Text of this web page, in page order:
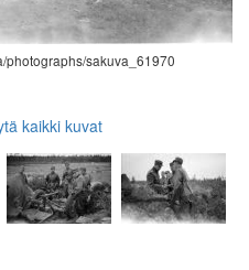
photographs/sakuva_61970
kaikki kuvat